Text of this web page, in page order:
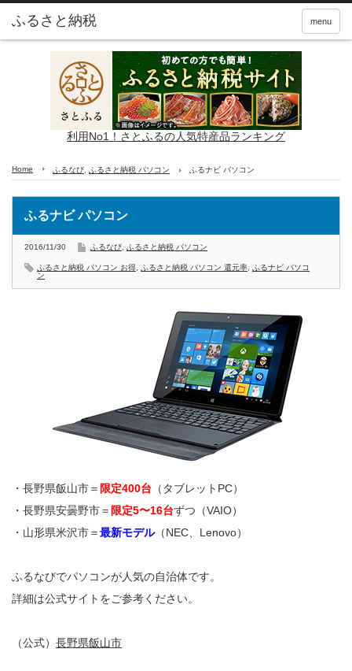
ふるさと納税 menu
利用No1！さとふるの人気特産品ランキング
Home ふるなび ふるさと納税 パソコン ふるナビ パソコン
ふるナビ パソコン
2016/11/30 ふるなび ふるさと納税 パソコン
ふるさと納税 パソコン お得 ふるさと納税 パソコン 還元率
ふるナビ パソコ
ン
・長野県飯山市＝ 限定400台 （タブレットPC）
・長野県安曇野市＝ 限定5〜16台ずつ（VAIO）
・山形県米沢市＝最新モデル（NEC、Lenovo）
ふるなびでパソコンが人気の自治体です。
詳細は公式サイトをご参考ください。
（公式） 長野県飯山市